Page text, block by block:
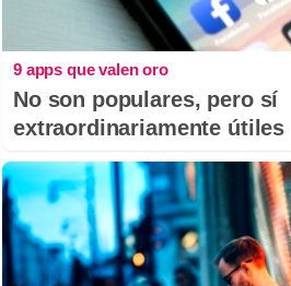
9 apps que valen oro
No son populares, pero sí
extraordinariamente útiles